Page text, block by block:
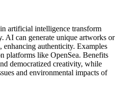
artificial intelligence transform
AI can generate unique artworks or
authenticity. Examples
platforms like OpenSea. Benefits
democratized creativity, while
and environmental impacts of